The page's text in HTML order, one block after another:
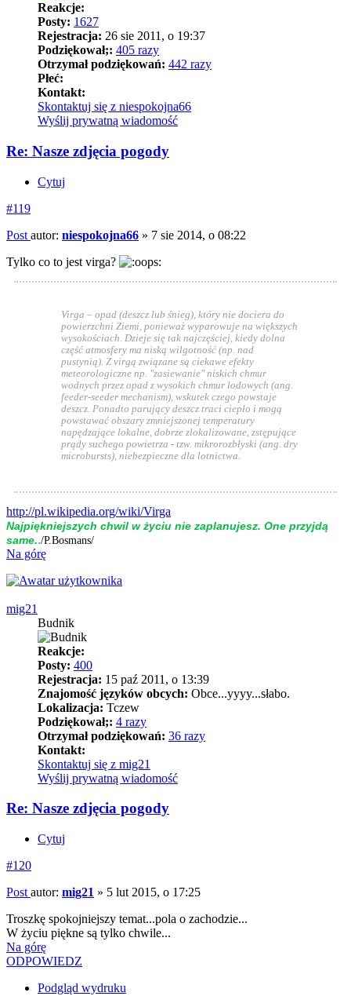
Reakcje:
Posty: 1627
Rejestracja: 26 sie 2011, o 19:37
Podziękował;: 405 razy
Otrzymał podziękowań: 442 razy
Płeć:
Kontakt:
Skontaktuj się z niespokojna66
Wyślij prywatną wiadomość
Re: Nasze zdjęcia pogody
Cytuj
#119
Post autor: niespokojna66 » 7 sie 2014, o 08:22
Tylko co to jest virga?
Virga – opad (deszcz lub śnieg), który nie dociera do
powierzchni Ziemi, ponieważ wyparowuje na większych
wysokościach. Dzieje się tak najczęściej, kiedy dolna
część atmosfery ma niską wilgotność (np. nad
pustynią). Z virgą związane są ciekawe efekty
meteorologiczne np. "zasiewanie" niskich chmur
wodnych przez opad z wysokich chmur lodowych (ang.
feeder-seeder mechanism), wskutek czego powstaje
deszcz. Ponadto parujący deszcz traci ciepło i mogą
powstawać obszary zmniejszonej temperatury
napędzające lokalne, dobrze zlokalizowane, zstępujące
prądy suchego powietrza - tzw. mikrorozbłyski (ang. dry
microbursts), niebezpieczne dla lotnictwa.
http://pl.wikipedia.org/wiki/Virga
Naj­piękniej­szych chwil w życiu nie zap­la­nujesz. One przyjdą
same../P.Bosmans/
Na górę
mig21
Budnik
Reakcje:
Posty: 400
Rejestracja: 15 paź 2011, o 13:39
Znajomość języków obcych: Obce...yyyy...słabo.
Lokalizacja: Tczew
Podziękował;: 4 razy
Otrzymał podziękowań: 36 razy
Kontakt:
Skontaktuj się z mig21
Wyślij prywatną wiadomość
Re: Nasze zdjęcia pogody
Cytuj
#120
Post autor: mig21 » 5 lut 2015, o 17:25
Troszkę spokojniejszy temat...pola o zachodzie...
W życiu piękne są tylko chwile...
Na górę
ODPOWIEDZ
Podgląd wydruku